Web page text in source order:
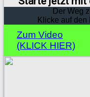
Der Weg
Klicke auf den
Zum Video
(KLICK HIER)